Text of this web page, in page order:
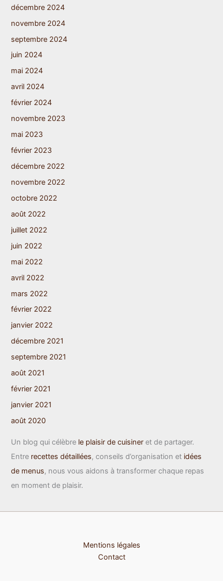
décembre 2024
novembre 2024
septembre 2024
juin 2024
mai 2024
avril 2024
février 2024
novembre 2023
mai 2023
février 2023
décembre 2022
novembre 2022
octobre 2022
août 2022
juillet 2022
juin 2022
mai 2022
avril 2022
mars 2022
février 2022
janvier 2022
décembre 2021
septembre 2021
août 2021
février 2021
janvier 2021
août 2020
Un blog qui célèbre le plaisir de cuisiner et de partager.
Entre recettes détaillées, conseils d’organisation et idées
de menus, nous vous aidons à transformer chaque repas
en moment de plaisir.
Mentions légales
Contact